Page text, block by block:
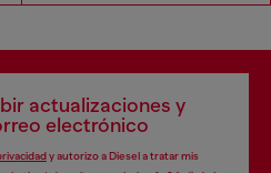
actualizaciones y
electrónico
y autorizo a Diesel a tratar mis